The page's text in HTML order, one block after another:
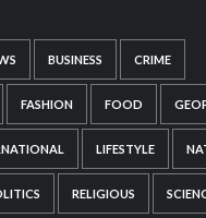
BUSINESS CRIME
FASHION FOOD
LIFESTYLE
RELIGIOUS